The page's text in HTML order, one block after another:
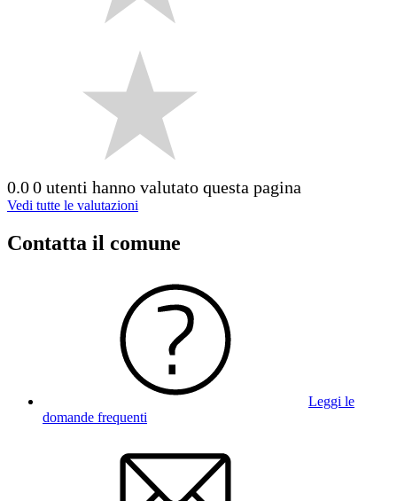
0.00 utenti hanno valutato questa pagina
Vedi tutte le valutazioni
Contatta il comune
Leggi le
domande frequenti